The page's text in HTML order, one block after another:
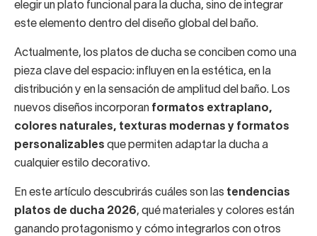
elegir un plato funcional para la ducha, sino de integrar
este elemento dentro del diseño global del baño.
Actualmente, los platos de ducha se conciben como una
pieza clave del espacio: influyen en la estética, en la
distribución y en la sensación de amplitud del baño. Los
nuevos diseños incorporan formatos extraplano,
colores naturales, texturas modernas y formatos
personalizables que permiten adaptar la ducha a
cualquier estilo decorativo.
En este artículo descubrirás cuáles son las tendencias
platos de ducha 2026, qué materiales y colores están
ganando protagonismo y cómo integrarlos con otros